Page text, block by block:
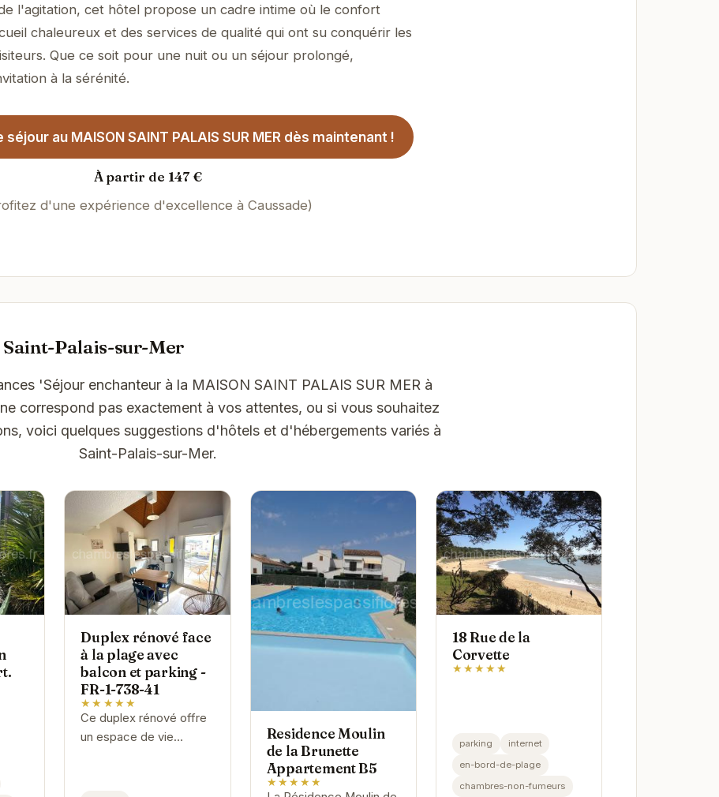
l'agitation, cet hôtel propose un cadre intime où le confort
chaleureux et des services de qualité qui ont su conquérir les
Que ce soit pour une nuit ou un séjour prolongé,
à la sérénité.
au MAISON SAINT PALAIS SUR MER dès maintenant !
À partir de 147 €
d'une expérience d'excellence à Caussade)
Saint-Palais-sur-Mer
'Séjour enchanteur à la MAISON SAINT PALAIS SUR MER à
correspond pas exactement à vos attentes, ou si vous souhaitez
voici quelques suggestions d'hôtels et d'hébergements variés à
Saint-Palais-sur-Mer.
Duplex rénové face
à la plage avec
balcon et parking -
FR-1-738-41
★★★★★
Ce duplex rénové offre
un espace de vie
Residence Moulin
de la Brunette
Appartement B5
★★★★★
18 Rue de la
Corvette
★★★★★
parking
internet
en-bord-de-plage
chambres-non-fumeurs